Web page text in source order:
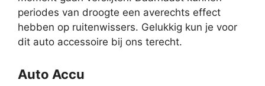
periodes van droogte een averechts effect
hebben op ruitenwissers. Gelukkig kun je voor
dit auto accessoire bij ons terecht.
Auto Accu